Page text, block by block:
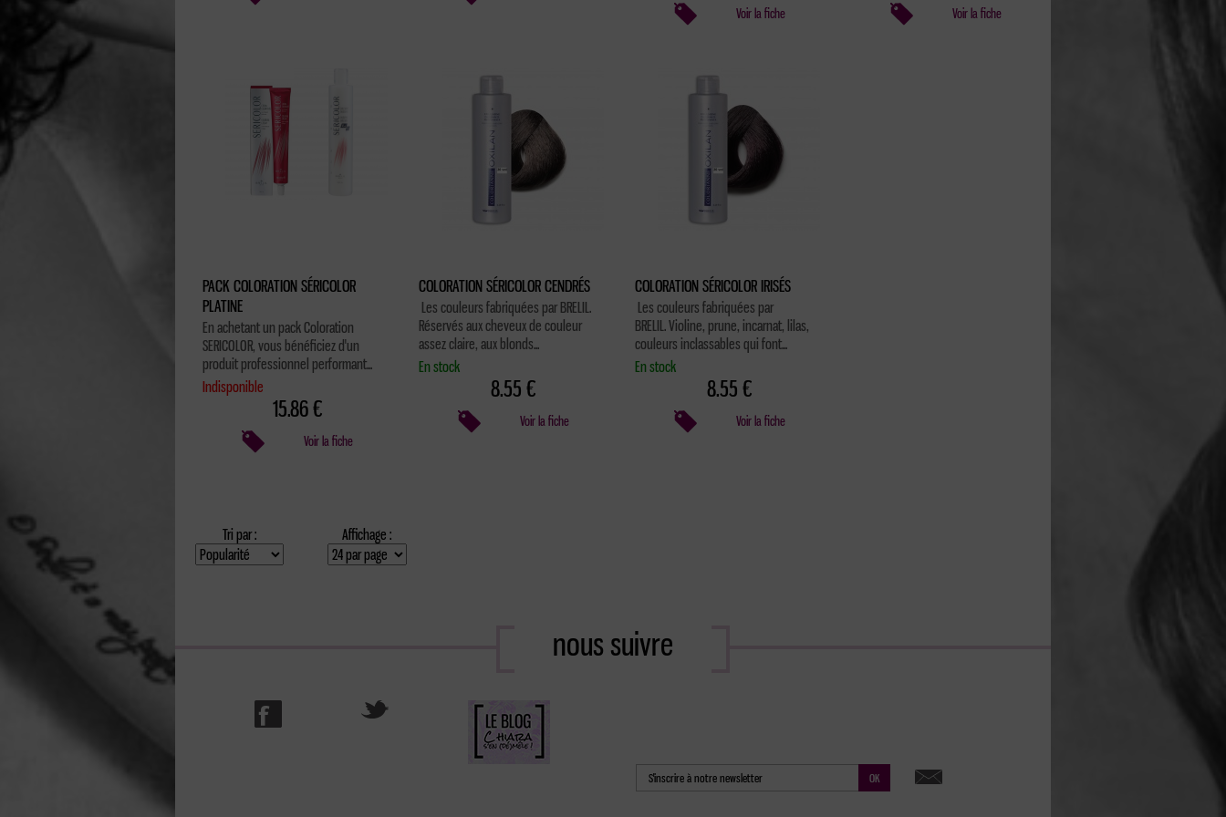
Voir la fiche Voir la fiche
PACK COLORATION SÉRICOLOR
PLATINE
En achetant un pack Coloration
SERICOLOR, vous bénéficiez d'un
produit professionnel performant...
Indisponible
15.86 €
Voir la fiche
COLORATION SÉRICOLOR CENDRÉS
Les couleurs fabriquées par BRELIL.
Réservés aux cheveux de couleur
assez claire, aux blonds...
En stock
8.55 €
Voir la fiche
COLORATION SÉRICOLOR IRISÉS
Les couleurs fabriquées par
BRELIL. Violine, prune, incarnat, lilas,
couleurs inclassables qui font...
En stock
8.55 €
Voir la fiche
Tri par : Affichage :
nous suivre